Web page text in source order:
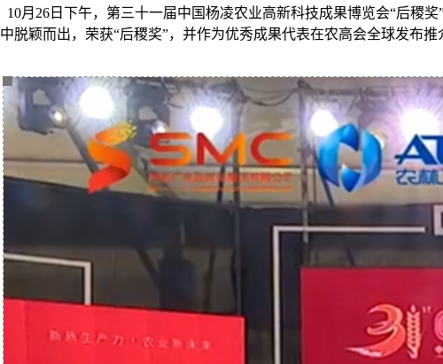
10月26日下午，第三十一届中国杨凌农业高新科技成果博览会“后稷
中脱颖而出，荣获“后稷奖”，并作为优秀成果代表在农高会全球发布